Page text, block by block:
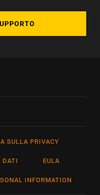
SULLA PRIVACY
DATI EULA
INFORMATION